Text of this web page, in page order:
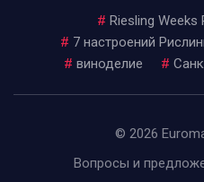
# Riesling Weeks
# 7 настроений
# виноделие #
© 2026
Вопросы и